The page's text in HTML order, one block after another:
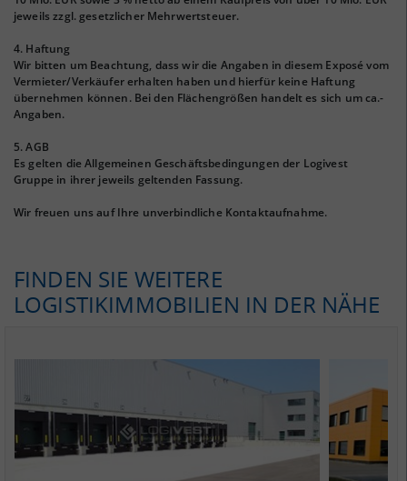
jeweils zzgl. gesetzlicher Mehrwertsteuer.
4. Haftung
Wir bitten um Beachtung, dass wir die Angaben in diesem Exposé vom
Vermieter/Verkäufer erhalten haben und hierfür keine Haftung
übernehmen können. Bei den Flächengrößen handelt es sich um ca.-
Angaben.
5. AGB
Es gelten die Allgemeinen Geschäftsbedingungen der Logivest
Gruppe in ihrer jeweils geltenden Fassung.
Wir freuen uns auf Ihre unverbindliche Kontaktaufnahme.
FINDEN SIE WEITERE
LOGISTIKIMMOBILIEN IN DER NÄHE